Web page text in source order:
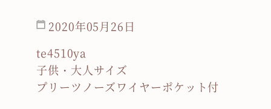
2020年05月26日
te4510ya
子供・大人サイズ
プリーツノーズワイヤーポケット付